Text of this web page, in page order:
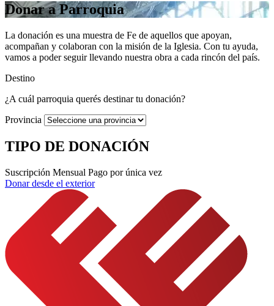
Donar a Parroquia
La donación es una muestra de Fe de aquellos que apoyan,
acompañan y colaboran con la misión de la Iglesia. Con tu ayuda,
vamos a poder seguir llevando nuestra obra a cada rincón del país.
Destino
¿A cuál parroquia querés destinar tu donación?
Provincia
TIPO DE DONACIÓN
Suscripción Mensual Pago por única vez
Donar desde el exterior